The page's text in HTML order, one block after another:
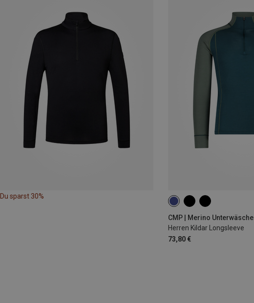
Du sparst 30%
CMP | Merino Unterwäsche
Herren Kildar Longsleeve
73,80 €
S M L